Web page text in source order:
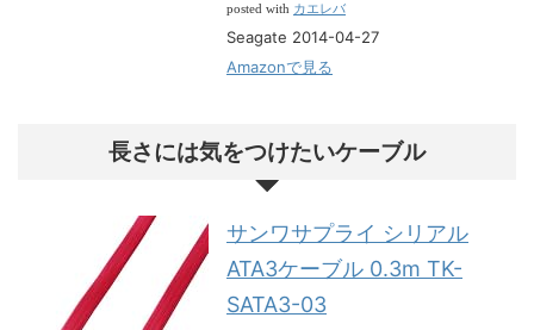
posted with カエレバ
Seagate 2014-04-27
Amazonで見る
長さには気をつけたいケーブル
サンワサプライ シリアル
ATA3ケーブル 0.3m TK-
SATA3-03